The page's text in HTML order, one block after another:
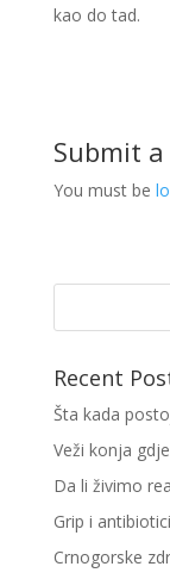
kao do tad.
Submit
You must be
Recent
Šta kada
Veži konja
Da li živimo
Grip i antibiotici
Crnogorske